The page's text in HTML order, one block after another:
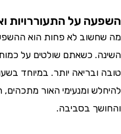
על התעוררויות
לא פחות הוא ההשפעה
כשאתם שולטים על כמות
יותר. במיוחד בשעות
ומנעימי האור מתכהים, התריס
בסביבה.